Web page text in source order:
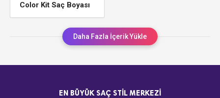
Color Kit Saç Boyası
Daha Fazla İçerik Yükle
EN BÜYÜK SAÇ STIL MERKEZI